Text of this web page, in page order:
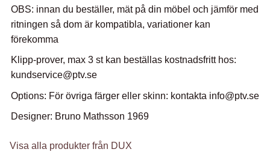
OBS: innan du beställer, mät på din möbel och jämför med
ritningen så dom är kompatibla, variationer kan
förekomma
Klipp-prover, max 3 st kan beställas kostnadsfritt hos:
kundservice@ptv.se
Options: För övriga färger eller skinn: kontakta info@ptv.se
Designer: Bruno Mathsson 1969
Visa alla produkter från DUX